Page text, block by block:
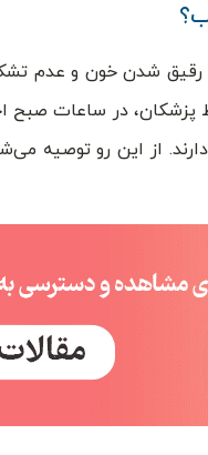
رقیق شدن خون و عدم
دارند. از این رو